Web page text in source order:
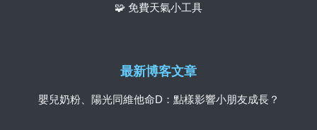
🧩 免費天氣小工具
最新博客文章
嬰兒奶粉、陽光同維他命D：點樣影響小朋友成長？